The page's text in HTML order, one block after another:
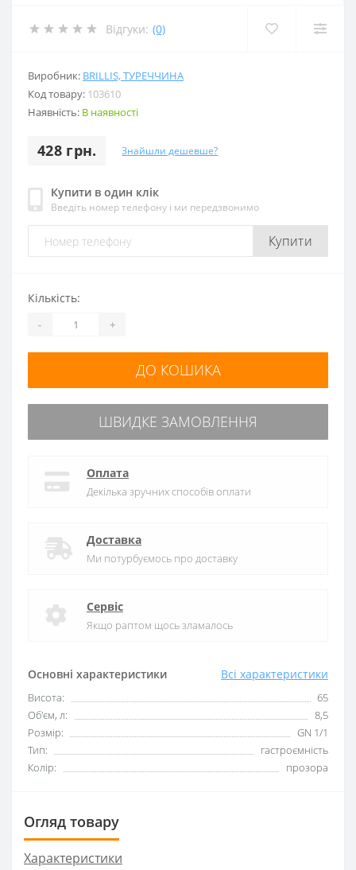
Відгуки: (0)
Виробник: BRILLIS, ТУРЕЧЧИНА
Код товару: 103610
Наявність: В наявності
428 грн. Знайшли дешевше?
Купити в один клік
Введіть номер телефону і ми передзвонимо
Купити
Основні характеристики Всі характеристики
Висота:
65
Об'єм, л:
8,5
Розмір:
GN 1/1
Тип:
гастроємність
Колір:
прозора
Кількість:
- +
ДО КОШИКА
ШВИДКЕ ЗАМОВЛЕННЯ
Оплата
Декілька зручних способів оплати
Доставка
Ми потурбуємось про доставку
Сервіс
Якщо раптом щось зламалось
Огляд товару
Характеристики